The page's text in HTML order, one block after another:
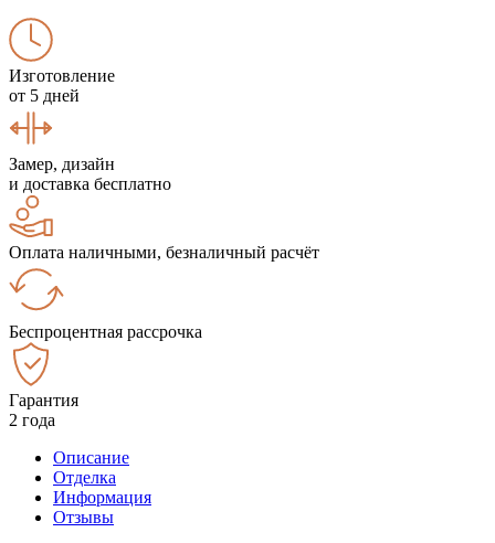
Изготовление
от 5 дней
Замер, дизайн
и доставка бесплатно
Оплата наличными, безналичный расчёт
Беспроцентная рассрочка
Гарантия
2 года
Описание
Отделка
Информация
Отзывы